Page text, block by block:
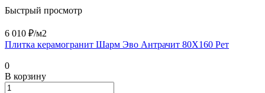
Быстрый просмотр
6 010 ₽/м2
Плитка керамогранит Шарм Эво Антрачит 80X160 Рет
0
В корзину